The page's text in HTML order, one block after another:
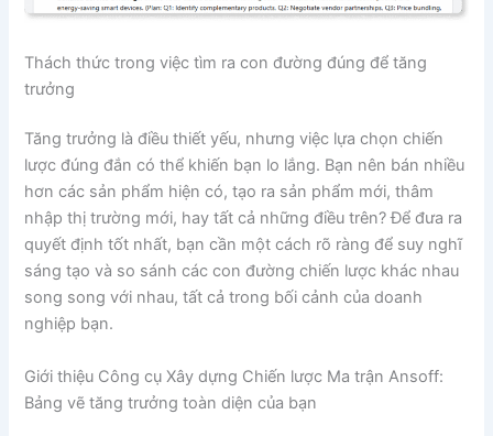
Thách thức trong việc tìm ra con đường đúng để tăng
trưởng
Tăng trưởng là điều thiết yếu, nhưng việc lựa chọn chiến
lược đúng đắn có thể khiến bạn lo lắng. Bạn nên bán nhiều
hơn các sản phẩm hiện có, tạo ra sản phẩm mới, thâm
nhập thị trường mới, hay tất cả những điều trên? Để đưa ra
quyết định tốt nhất, bạn cần một cách rõ ràng để suy nghĩ
sáng tạo và so sánh các con đường chiến lược khác nhau
song song với nhau, tất cả trong bối cảnh của doanh
nghiệp bạn.
Giới thiệu Công cụ Xây dựng Chiến lược Ma trận Ansoff:
Bảng vẽ tăng trưởng toàn diện của bạn